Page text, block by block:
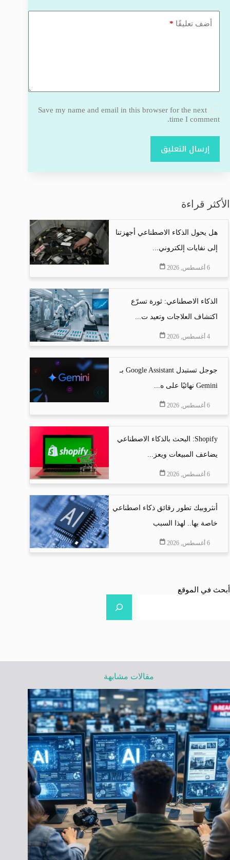
أضف تعليقًا *
Save my name and email in this browser for the next
time I comment.
إرسال التعليق
الأكثر قراءة
هل يحول الذكاء الاصطناعي أجهزتنا
إلى نفايات إلكتروني...
6 أغسطس, 2026
الذكاء الاصطناعي: ثورة تسرّع
اكتشاف العلاجات وتعيد ت...
4 أغسطس, 2026
جوجل تستبدل Google Assistant بـ
Gemini نهائيًا على ه...
6 أغسطس, 2026
Shopify: البحث بالذكاء الاصطناعي
يضاعف المبيعات ويعز...
6 أغسطس, 2026
أنثروبيك تطور رقائق ذكاء اصطناعي
خاصة بها.. لهذا السبب
6 أغسطس, 2026
أبحث في الموقع
مقالات مشابهة